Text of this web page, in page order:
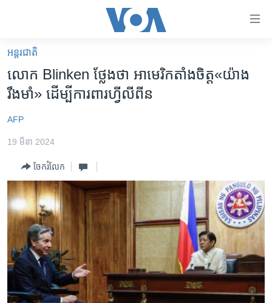
គេហទំព័រ​
ទាក់ទង
រំលង​
និង​
ទំព័រ​
ម្តង
រំលង​
និង​
ចូល​
ទំព័រ​
រចនា
អន្តរជាតិ
កម្ពុជាច្នៃប្រតិដ្ឋ
ព្រឹត្តិការណ៍ព័ត៌មាន
ទូរទស្សន៍ / វីដេអូ​
វិទ្យុ / ផតខាសថ៍
កម្មវិធីទាំងអស់
Khmer English
អន្តរជាតិ
លោក Blinken ថ្លែងថា អាមេរិកតាំងចិត្ត«យ៉ាង
រឹងមាំ» ដើម្បីការពារហ្វីលីពីន
AFP
19 មីនា 2024
ចែករំលែក